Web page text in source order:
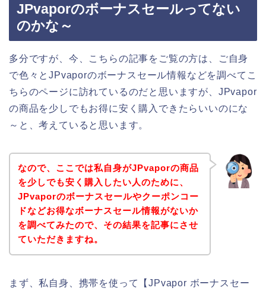
JPvaporのボーナスセールってない
のかな～
多分ですが、今、こちらの記事をご覧の方は、ご自身
で色々とJPvaporのボーナスセール情報などを調べてこ
ちらのページに訪れているのだと思いますが、JPvapor
の商品を少しでもお得に安く購入できたらいいのにな
～と、考えていると思います。
なので、ここでは私自身がJPvaporの商品
を少しでも安く購入したい人のために、
JPvaporのボーナスセールやクーポンコー
ドなどお得なボーナスセール情報がないか
を調べてみたので、その結果を記事にさせ
ていただきますね。
まず、私自身、携帯を使って【JPvapor ボーナスセー